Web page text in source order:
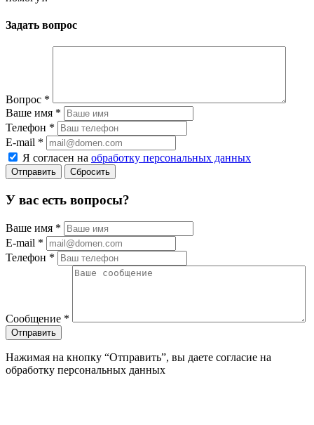
Задать вопрос
Вопрос *
Ваше имя *
Телефон *
E-mail *
Я согласен на обработку персональных данных
Сбросить
У вас есть вопросы?
Ваше имя *
E-mail *
Телефон *
Сообщение *
Нажимая на кнопку “Отправить”, вы даете согласие на
обработку персональных данных